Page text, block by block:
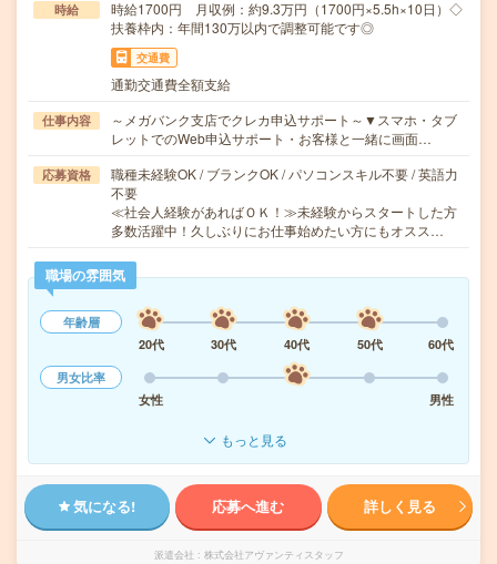
時給
時給1700円 月収例：約9.3万円（1700円×5.5h×10日）◇
扶養枠内：年間130万以内で調整可能です◎
交通費
通勤交通費全額支給
仕事内容
～メガバンク支店でクレカ申込サポート～▼スマホ・タブ
レットでのWeb申込サポート・お客様と一緒に画面…
応募資格
職種未経験OK / ブランクOK / パソコンスキル不要 / 英語力
不要
≪社会人経験があればＯＫ！≫未経験からスタートした方
多数活躍中！久しぶりにお仕事始めたい方にもオスス…
職場の雰囲気
年齢層
20代
30代 40代 50代
60代
男女比率
女性
男性
もっと見る
気になる! 応募へ進む 詳しく見る
派遣会社 株式会社アヴァンティスタッフ